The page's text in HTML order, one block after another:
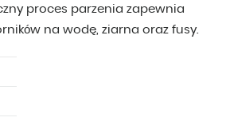
proces parzenia zapewnia
na wodę, ziarna oraz fusy.